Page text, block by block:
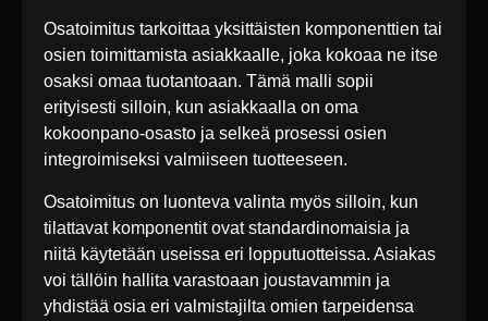
Osatoimitus tarkoittaa yksittäisten komponenttien tai
osien toimittamista asiakkaalle, joka kokoaa ne itse
osaksi omaa tuotantoaan. Tämä malli sopii
erityisesti silloin, kun asiakkaalla on oma
kokoonpano-osasto ja selkeä prosessi osien
integroimiseksi valmiiseen tuotteeseen.
Osatoimitus on luonteva valinta myös silloin, kun
tilattavat komponentit ovat standardinomaisia ja
niitä käytetään useissa eri lopputuotteissa. Asiakas
voi tällöin hallita varastoaan joustavammin ja
yhdistää osia eri valmistajilta omien tarpeidensa